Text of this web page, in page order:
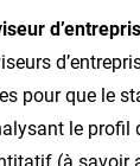
pour que le
le